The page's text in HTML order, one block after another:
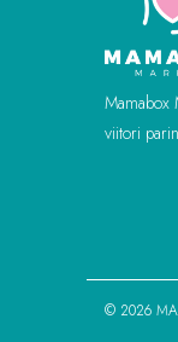
Mamabox
viitori
© 2026